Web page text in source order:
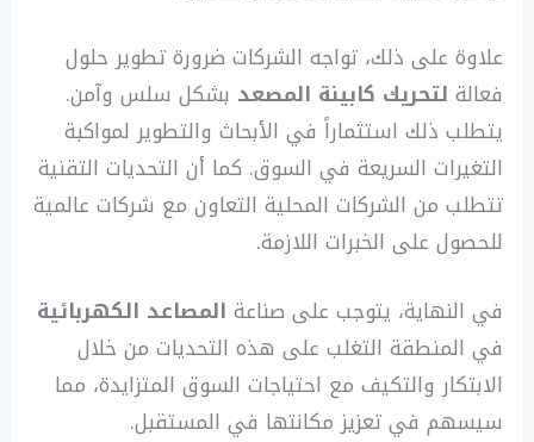
علاوة على ذلك، تواجه الشركات ضرورة تطوير حلول
فعالة لتحريك كابينة المصعد بشكل سلس وآمن.
يتطلب ذلك استثماراً في الأبحاث والتطوير لمواكبة
التغيرات السريعة في السوق. كما أن التحديات التقنية
تتطلب من الشركات المحلية التعاون مع شركات عالمية
للحصول على الخبرات اللازمة.
في النهاية، يتوجب على صناعة المصاعد الكهربائية
في المنطقة التغلب على هذه التحديات من خلال
الابتكار والتكيف مع احتياجات السوق المتزايدة، مما
سيسهم في تعزيز مكانتها في المستقبل.